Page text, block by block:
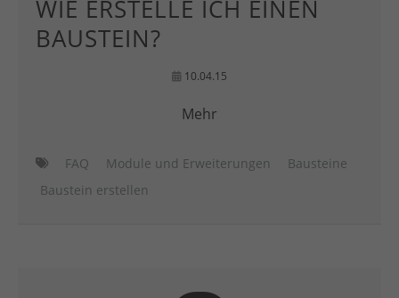
WIE ERSTELLE ICH EINEN
BAUSTEIN?
10.04.15
Mehr
FAQ Module und Erweiterungen
Bausteine
Baustein erstellen